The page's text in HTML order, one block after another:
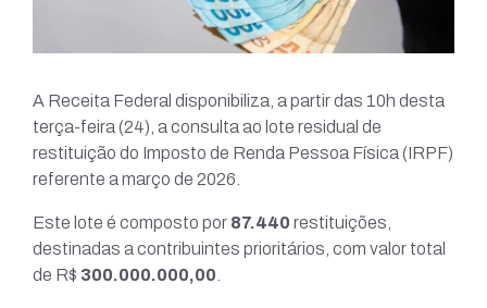
A Receita Federal disponibiliza, a partir das 10h desta
terça-feira (24), a consulta ao lote residual de
restituição do Imposto de Renda Pessoa Física (IRPF)
referente a março de 2026.
Este lote é composto por 87.440 restituições,
destinadas a contribuintes prioritários, com valor total
de R$ 300.000.000,00